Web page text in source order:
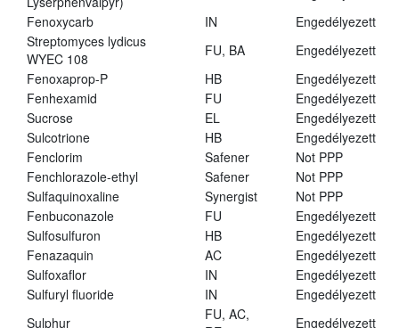
Fenoxycarb
IN
Engedélyezett
Streptomyces lydicus
WYEC 108
FU, BA
Engedélyezett
Fenoxaprop-P
HB
Engedélyezett
Fenhexamid
FU
Engedélyezett
Sucrose
EL
Engedélyezett
Sulcotrione
HB
Engedélyezett
Fenclorim
Safener
Not PPP
Fenchlorazole-ethyl
Safener
Not PPP
Sulfaquinoxaline
Synergist
Not PPP
Fenbuconazole
FU
Engedélyezett
Sulfosulfuron
HB
Engedélyezett
Fenazaquin
AC
Engedélyezett
Sulfoxaflor
IN
Engedélyezett
Sulfuryl fluoride
IN
Engedélyezett
Sulphur
FU, AC,
Engedélyezett